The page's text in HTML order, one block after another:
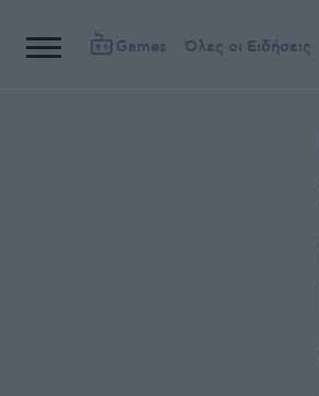
Games Όλες οι Ειδήσεις